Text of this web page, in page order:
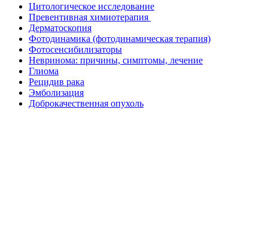
Цитологическое исследование
Превентивная химиотерапия
Дерматоскопия
Фотодинамика (фотодинамическая терапия)
Фотосенсибилизаторы
Невринома: причины, симптомы, лечение
Глиома
Рецидив рака
Эмболизация
Доброкачественная опухоль